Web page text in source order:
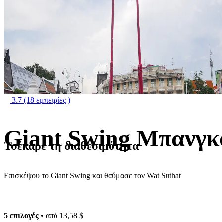
3.7 (18 εμπειρίες )
Giant Swing
Επισκέψου το Giant Swing και θαύμασε τον Wat Suthat
Τσέκαρε τη διαθεσιμότητα
5 επιλογές • από 13,58 $